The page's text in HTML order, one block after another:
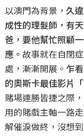
以澳門為背景， 久
成性的理髮師，有
爸，要他幫忙照顧
應。 故事就在自閉
處，漸漸開展。 乍
的奧斯卡最佳影片
賭場連勝皆捷之際
用的賭戲主軸一路
解催淚做終，沒想